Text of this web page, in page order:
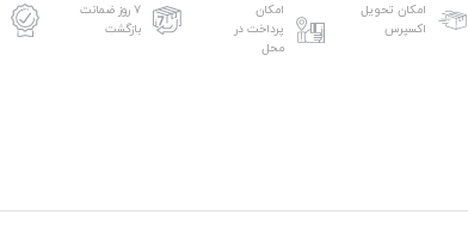
امکان تحویل
اکسپرس
امکان
پرداخت در
محل
۷ روز ضمانت
بازگشت